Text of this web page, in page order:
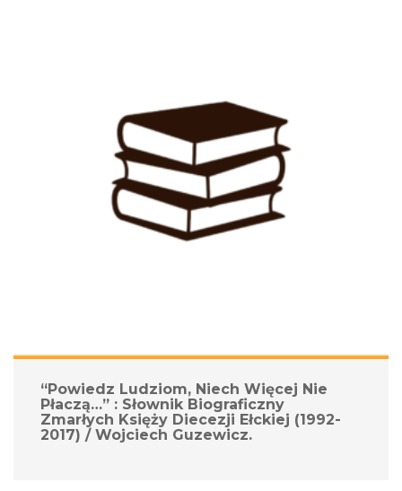
“Powiedz Ludziom, Niech Więcej Nie
Płaczą…” : Słownik Biograficzny
Zmarłych Księży Diecezji Ełckiej (1992-
2017) / Wojciech Guzewicz.